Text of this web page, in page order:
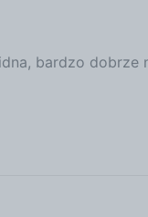
bardzo dobrze